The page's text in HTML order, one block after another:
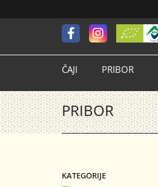
ČAJI PRIBOR
KATEGORIJE
PRIBOR